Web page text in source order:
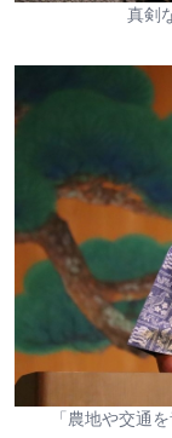
真剣
「農地や交通